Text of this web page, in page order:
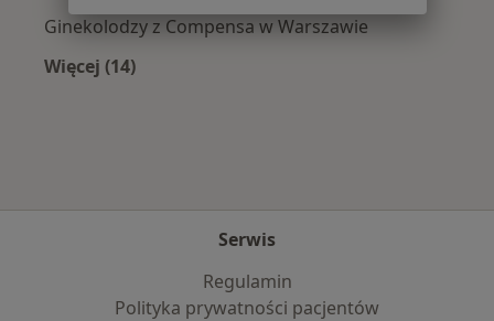
Ginekolodzy z Compensa w Warszawie
Więcej (14)
Serwis
Regulamin
Polityka prywatności pacjentów